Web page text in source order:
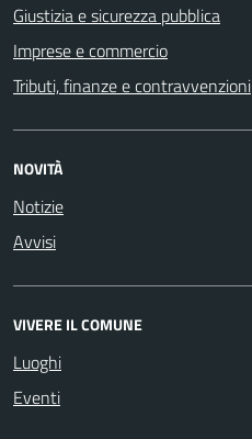
Giustizia e sicurezza pubblica
Imprese e commercio
Tributi, finanze e contravvenzioni
NOVITÀ
Notizie
Avvisi
VIVERE IL COMUNE
Luoghi
Eventi